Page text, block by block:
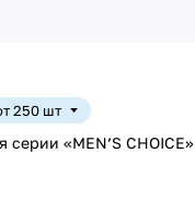
250 шт
серии «MEN’S CHOICE»